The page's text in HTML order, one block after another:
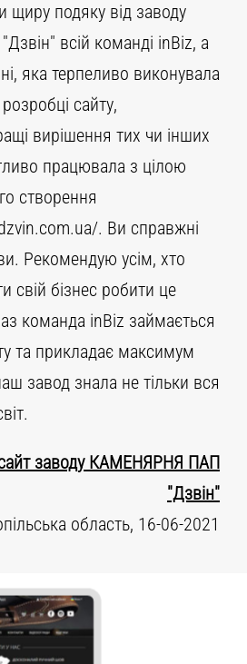
щиру подяку від заводу
всій команді inBiz, а
яка терпеливо виконувала
сайту,
вирішення тих чи інших
працювала з цілою
створення
. Ви справжні
Рекомендую усім, хто
свій бізнес робити це
команда inBiz займається
та прикладає максимум
завод знала не тільки вся
заводу КАМЕНЯРНЯ ПАП
"Дзвін"
область, 16-06-2021